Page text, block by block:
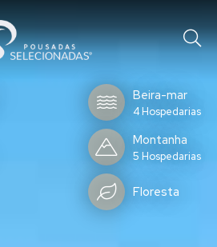
Beira-mar
4 Hospedarias
Montanha
5 Hospedarias
Floresta